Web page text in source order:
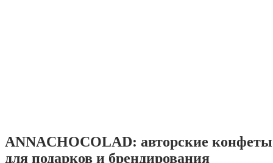
ANNACHOCOLAD: авторские
для подарков и брендирования